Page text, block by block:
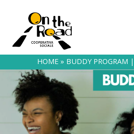
HOME » BUDDY PROGRAM
MENTORING PER VITTIME
UMANI, LIBES